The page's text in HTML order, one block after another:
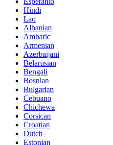
Hindi
Lao
Albanian
Amharic
Armenian
Azerbaijani
Belarusian
Bengali
Bosnian
Bulgarian
Cebuano
Chichewa
Corsican
Croatian
Dutch
Estonian